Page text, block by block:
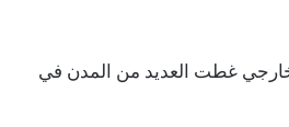
غطت العديد من المدن في